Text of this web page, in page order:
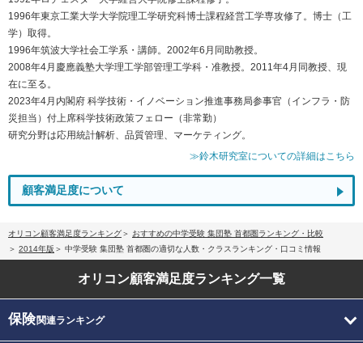
1996年東京工業大学大学院理工学研究科博士課程経営工学専攻修了。博士（工
学）取得。
1996年筑波大学社会工学系・講師。2002年6月同助教授。
2008年4月慶應義塾大学理工学部管理工学科・准教授。2011年4月同教授、現
在に至る。
2023年4月内閣府 科学技術・イノベーション推進事務局参事官（インフラ・防
災担当）付上席科学技術政策フェロー（非常勤）
研究分野は応用統計解析、品質管理、マーケティング。
≫鈴木研究室についての詳細はこちら
顧客満足度について
オリコン顧客満足度ランキング
おすすめの中学受験 集団塾 首都圏ランキング・比較
2014年版
中学受験 集団塾 首都圏の適切な人数・クラスランキング・口コミ情報
オリコン顧客満足度ランキング一覧
保険関連ランキング